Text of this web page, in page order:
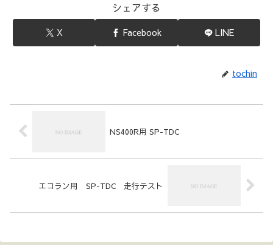
シェアする
X Facebook LINE
tochin
NS400R用 SP-TDC
エコラン用 SP-TDC 走行テスト